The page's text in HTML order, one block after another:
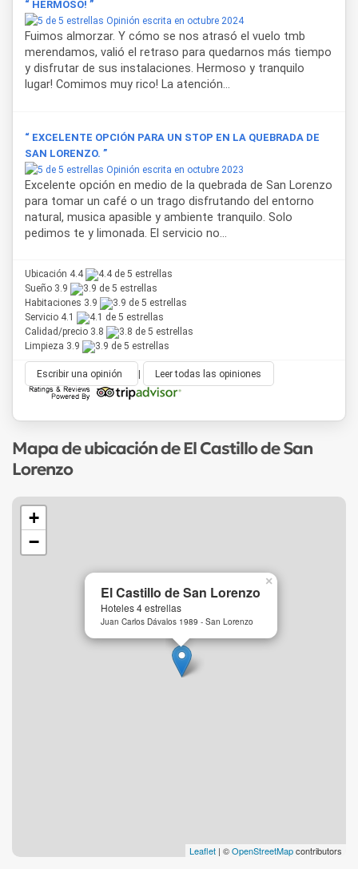
“ HERMOSO! ”
Opinión escrita en octubre 2024
Fuimos almorzar. Y cómo se nos atrasó el vuelo tmb
merendamos, valió el retraso para quedarnos más tiempo
y disfrutar de sus instalaciones. Hermoso y tranquilo
lugar! Comimos muy rico! La atención...
“ EXCELENTE OPCIÓN PARA UN STOP EN LA QUEBRADA DE
SAN LORENZO. ”
Opinión escrita en octubre 2023
Excelente opción en medio de la quebrada de San Lorenzo
para tomar un café o un trago disfrutando del entorno
natural, musica apasible y ambiente tranquilo. Solo
pedimos te y limonada. El servicio no...
Ubicación 4.4
Sueño 3.9
Habitaciones 3.9
Servicio 4.1
Calidad/precio 3.8
Limpieza 3.9
Escribir una opinión Leer todas las opiniones
Mapa de ubicación de El Castillo de San
Lorenzo
El Castillo de San Lorenzo
Hoteles 4 estrellas
Juan Carlos Dávalos 1989 - San Lorenzo
×
+
−
Leaflet | ©OpenStreetMapcontributors